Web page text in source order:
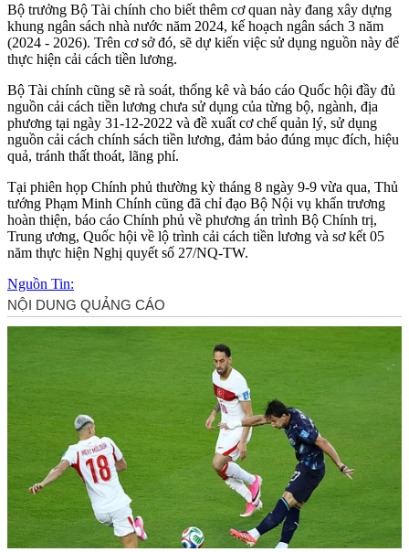
Bộ trưởng Bộ Tài chính cho biết thêm cơ quan này đang xây dựng
khung ngân sách nhà nước năm 2024, kế hoạch ngân sách 3 năm
(2024 - 2026). Trên cơ sở đó, sẽ dự kiến việc sử dụng nguồn này để
thực hiện cải cách tiền lương.
Bộ Tài chính cũng sẽ rà soát, thống kê và báo cáo Quốc hội đầy đủ
nguồn cải cách tiền lương chưa sử dụng của từng bộ, ngành, địa
phương tại ngày 31-12-2022 và đề xuất cơ chế quản lý, sử dụng
nguồn cải cách chính sách tiền lương, đảm bảo đúng mục đích, hiệu
quả, tránh thất thoát, lãng phí.
Tại phiên họp Chính phủ thường kỳ tháng 8 ngày 9-9 vừa qua, Thủ
tướng Phạm Minh Chính cũng đã chỉ đạo Bộ Nội vụ khẩn trương
hoàn thiện, báo cáo Chính phủ về phương án trình Bộ Chính trị,
Trung ương, Quốc hội về lộ trình cải cách tiền lương và sơ kết 05
năm thực hiện Nghị quyết số 27/NQ-TW.
Nguồn Tin: